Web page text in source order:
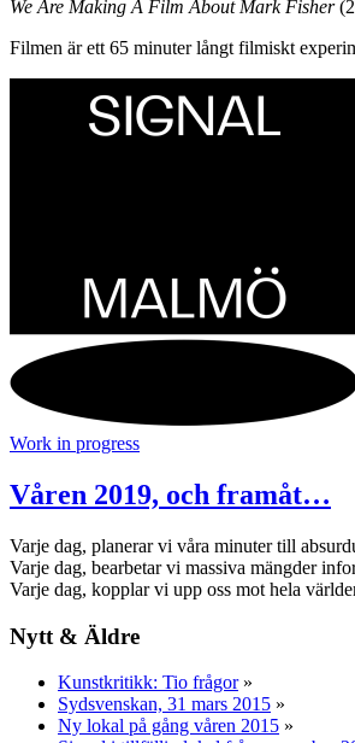
We Are Making A Film About Mark Fisher
Filmen är ett 65 minuter långt filmiskt
Work in progress
Våren 2019, och framåt…
Varje dag, planerar vi våra minuter till
Varje dag, bearbetar vi massiva mängder
Varje dag, kopplar vi upp oss mot hela
Nytt & Äldre
Kunstkritikk: Tio frågor»
Sydsvenskan, 31 mars 2015 »
Ny lokal på gång våren 2015 »